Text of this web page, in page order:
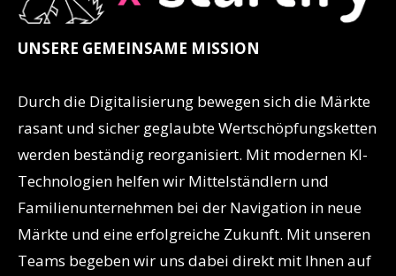
UNSERE GEMEINSAME MISSION
Durch die Digitalisierung bewegen sich die Märkte
rasant und sicher geglaubte Wertschöpfungsketten
werden beständig reorganisiert. Mit modernen KI-
Technologien helfen wir Mittelständlern und
Familienunternehmen bei der Navigation in neue
Märkte und eine erfolgreiche Zukunft. Mit unseren
Teams begeben wir uns dabei direkt mit Ihnen auf